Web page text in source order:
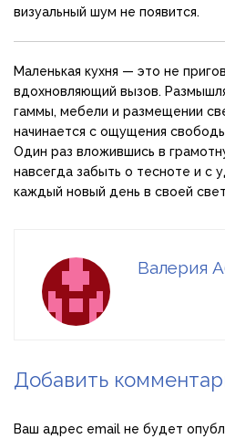
визуальный шум не появится.
Маленькая кухня — это не
вдохновляющий вызов.
гаммы, мебели и размещении
начинается с ощущения
Один раз вложившись в
навсегда забыть о тесноте и с
каждый новый день в своей
Валерия
Добавить
Ваш адрес email не будет